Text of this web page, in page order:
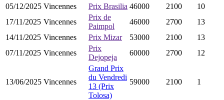
05/12/2025 Vincennes Prix Brasilia 46000 2100
10
17/11/2025 Vincennes
Prix de
Paimpol
46000 2700
13
14/11/2025 Vincennes Prix Mizar 53000 2100
13
07/11/2025 Vincennes
Prix
Dejopeja
60000 2700 12
13/06/2025 Vincennes
Grand Prix
du Vendredi
13 (Prix
Tolosa)
59000 2100 1